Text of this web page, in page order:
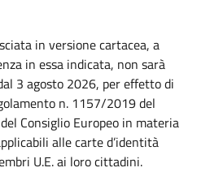
in versione cartacea, a
in essa indicata, non sarà
3 agosto 2026, per effetto di
n. 1157/2019 del
Consiglio Europeo in materia
alle carte d’identità
U.E. ai loro cittadini.